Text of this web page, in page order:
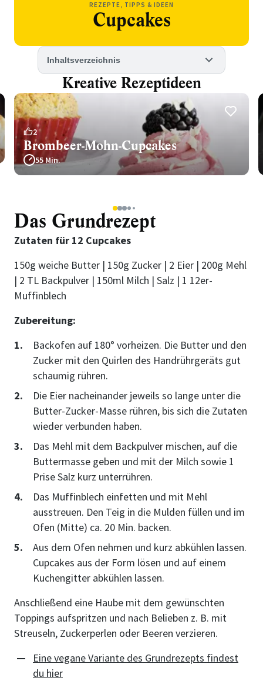
REZEPTE, TIPPS & IDEEN
Cupcakes
Inhaltsverzeichnis
Kreative Rezeptideen
2
Brombeer-Mohn-Cupcakes
55 Min.
1234 5
Das Grundrezept
Zutaten für 12 Cupcakes
150g weiche Butter | 150g Zucker | 2 Eier | 200g Mehl
| 2 TL Backpulver | 150ml Milch | Salz | 1 12er-
Muffinblech
Zubereitung:
Backofen auf 180° vorheizen. Die Butter und den
Zucker mit den Quirlen des Handrührgeräts gut
schaumig rühren.
Die Eier nacheinander jeweils so lange unter die
Butter-Zucker-Masse rühren, bis sich die Zutaten
wieder verbunden haben.
Das Mehl mit dem Backpulver mischen, auf die
Buttermasse geben und mit der Milch sowie 1
Prise Salz kurz unterrühren.
Das Muffinblech einfetten und mit Mehl
ausstreuen. Den Teig in die Mulden füllen und im
Ofen (Mitte) ca. 20 Min. backen.
Aus dem Ofen nehmen und kurz abkühlen lassen.
Cupcakes aus der Form lösen und auf einem
Kuchengitter abkühlen lassen.
Anschließend eine Haube mit dem gewünschten
Toppings aufspritzen und nach Belieben z. B. mit
Streuseln, Zuckerperlen oder Beeren verzieren.
Eine vegane Variante des Grundrezepts findest
du hier